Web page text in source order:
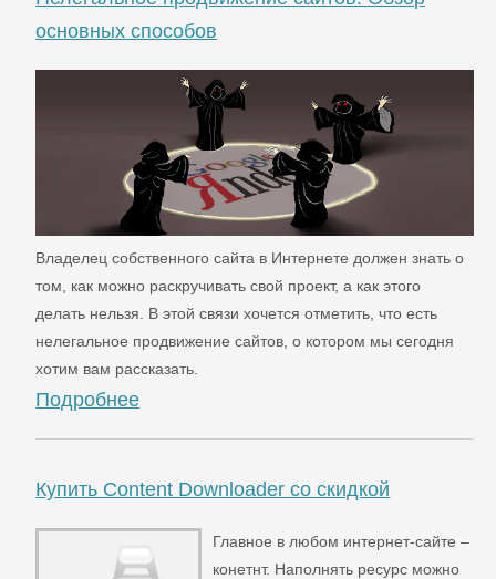
основных способов
Владелец собственного сайта в Интернете должен знать о
том, как можно раскручивать свой проект, а как этого
делать нельзя. В этой связи хочется отметить, что есть
нелегальное продвижение сайтов, о котором мы сегодня
хотим вам рассказать.
Подробнее
Купить Content Downloader со скидкой
Главное в любом интернет-сайте –
конетнт. Наполнять ресурс можно